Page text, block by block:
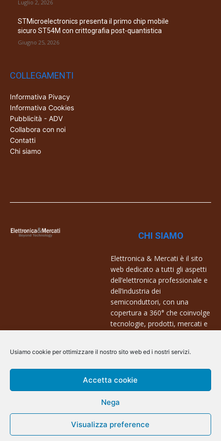
Usiamo cookie per ottimizzare il nostro sito web ed i nostri servizi.
Accetta cookie
Nega
Visualizza preference
Luglio 2, 2026
STMicroelectronics presenta il primo chip mobile
sicuro ST54M con crittografia post-quantistica
Giugno 25, 2026
COLLEGAMENTI
Informativa Pivacy
Informativa Cookies
Pubblicità - ADV
Collabora con noi
Contatti
Chi siamo
CHI SIAMO
Elettronica & Mercati è il sito
web dedicato a tutti gli aspetti
dell’elettronica professionale e
dell’industria dei
semiconduttori, con una
copertura a 360° che coinvolge
tecnologie, prodotti, mercati e
Contatti:
info@arscommunication.it
@ArsCommunication 2023